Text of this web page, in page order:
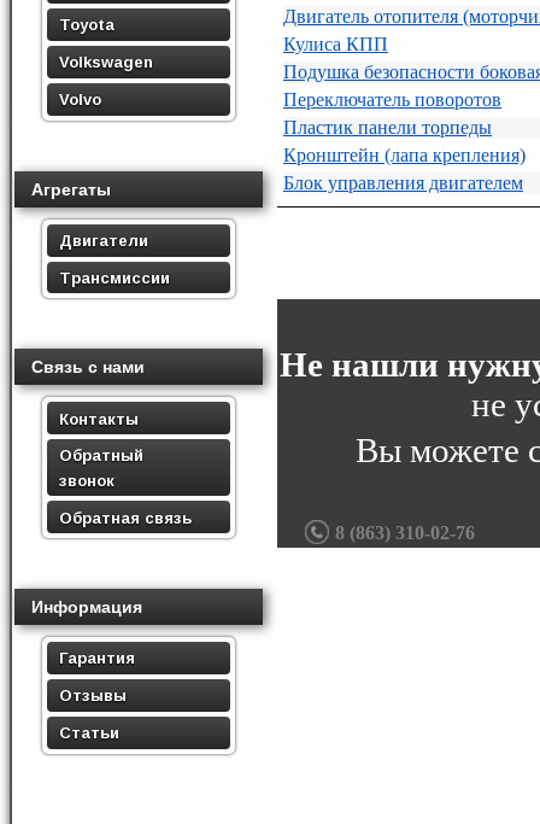
Toyota
Volkswagen
Volvo
Агрегаты
Двигатели
Трансмиссии
Связь с нами
Контакты
Обратный
звонок
Обратная связь
Информация
Гарантия
Отзывы
Статьи
Двигатель отопителя
Кулиса КПП
Подушка безопасности
Переключатель поворотов
Пластик панели торпеды
Кронштейн (лапа крепления)
Блок управления двигателем
Не нашли
не
Вы можете
8 (863) 310-02-76